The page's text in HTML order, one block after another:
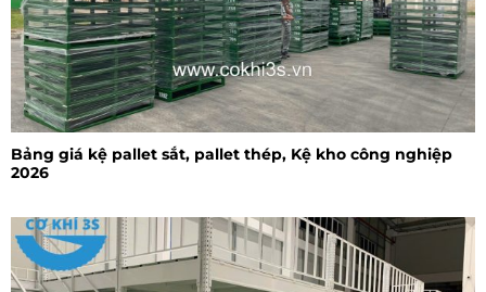
Bảng giá kệ pallet sắt, pallet thép, Kệ kho công nghiệp
2026